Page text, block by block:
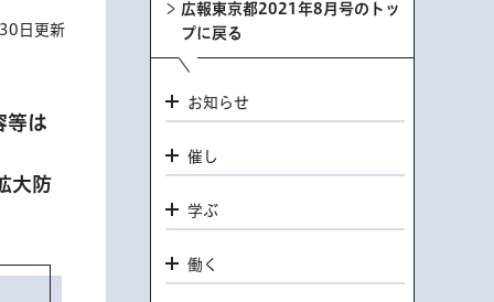
日更新
等は
大防
広報東京都2021年8月号のトッ
プに戻る
お知らせ
催し
学ぶ
働く